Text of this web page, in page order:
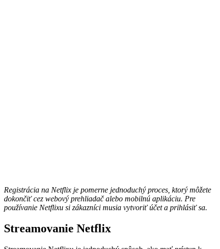
Registrácia na Netflix je pomerne jednoduchý proces, ktorý môžete
dokončiť cez webový prehliadač alebo mobilnú aplikáciu. Pre
používanie Netflixu si zákazníci musia vytvoriť účet a prihlásiť sa.
Streamovanie Netflix